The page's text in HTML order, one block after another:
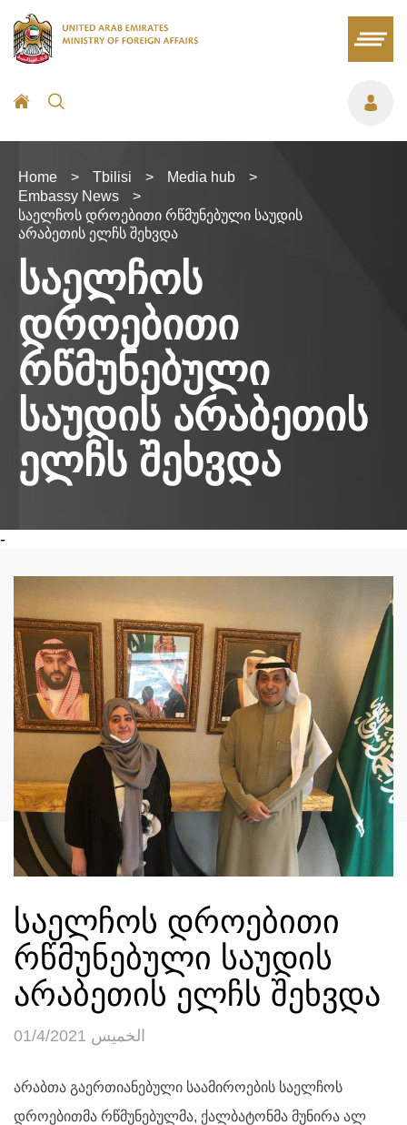
Home > Tbilisi > Media hub
>
Embassy News
>
საელჩოს დროებითი რწმუნებული საუდის
არაბეთის ელჩს შეხვდა
საელჩოს
დროებითი
რწმუნებული
საუდის არაბეთის
ელჩს შეხვდა
-
საელჩოს დროებითი
რწმუნებული საუდის
არაბეთის ელჩს შეხვდა
الخميس 01/4/2021
არაბთა გაერთიანებული საამიროების საელჩოს
დროებითმა რწმუნებულმა, ქალბატონმა მუნირა ალ